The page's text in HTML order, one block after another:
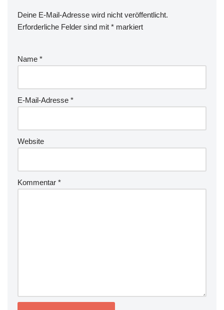
Deine E-Mail-Adresse wird nicht veröffentlicht.
Erforderliche Felder sind mit * markiert
Name *
E-Mail-Adresse *
Website
Kommentar *